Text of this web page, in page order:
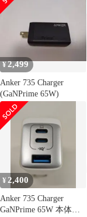
¥2,499
Anker 735 Charger
(GaNPrime 65W)
¥ 2,400
Anker 735 Charger
GaNPrime 65W 本体の